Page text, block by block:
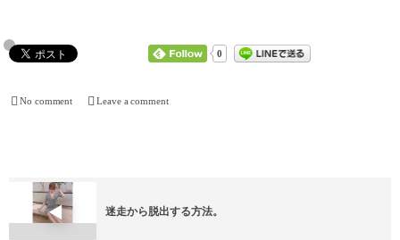
0
No comment Leave a comment
迷走から脱出する方法。